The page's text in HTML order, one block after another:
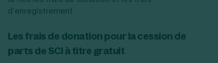
d’enregistrement.
Les frais de donation pour la cession de
parts de SCI à titre gratuit